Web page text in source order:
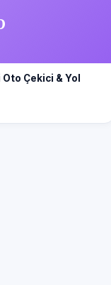
Çekici & Yol